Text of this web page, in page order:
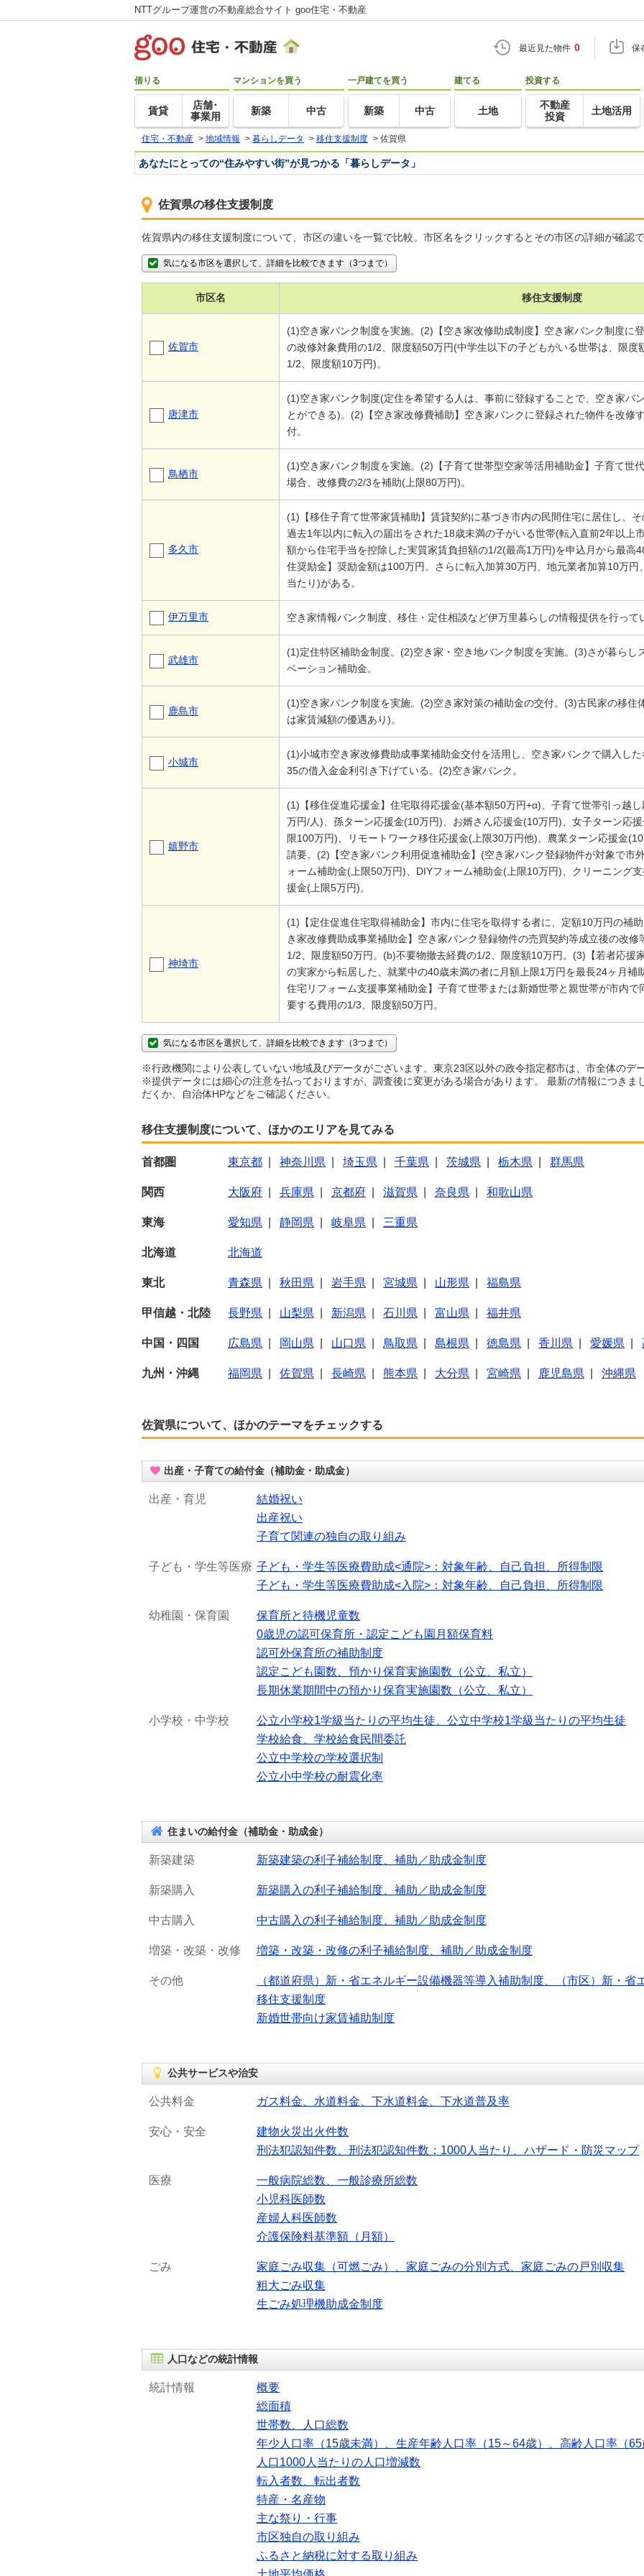
NTTグループ運営の不動産総合サイト goo住宅・不動産
最近見た物件 0 保
借りる
賃貸
店舗･
事業用
マンションを買う
新築 中古
一戸建てを買う
新築 中古
建てる
土地
投資する
不動産
投資
土地活用
住宅・不動産 > 地域情報 > 暮らしデータ > 移住支援制度 > 佐賀県
あなたにとっての“住みやすい街”が見つかる「暮らしデータ」
佐賀県の移住支援制度
佐賀県内の移住支援制度について、市区の違いを一覧で比較。市区名をクリックするとその市区の詳細が確認
気になる市区を選択して、詳細を比較できます（3つまで）
市区名 移住支援制度
佐賀市
(1)空き家バンク制度を実施。(2)【空き家改修助成制度】空き家バンク制度に
の改修対象費用の1/2、限度額50万円(中学生以下の子どもがいる世帯は、限
1/2、限度額10万円)。
唐津市
(1)空き家バンク制度(定住を希望する人は、事前に登録することで、空き家バ
とができる)。(2)【空き家改修費補助】空き家バンクに登録された物件を改修
付。
鳥栖市
(1)空き家バンク制度を実施。(2)【子育て世帯型空家等活用補助金】子育て世
場合、改修費の2/3を補助(上限80万円)。
多久市
(1)【移住子育て世帯家賃補助】賃貸契約に基づき市内の民間住宅に居住し、
過去1年以内に転入の届出をされた18歳未満の子がいる世帯(転入直前2年以上
額から住宅手当を控除した実質家賃負担額の1/2(最高1万円)を申込月から最高
住奨励金】奨励金額は100万円。さらに転入加算30万円、地元業者加算10万
当たり)がある。
伊万里市 空き家情報バンク制度、移住・定住相談など伊万里暮らしの情報提供を行って
武雄市
(1)定住特区補助金制度。(2)空き家・空き地バンク制度を実施。(3)さが暮らし
ベーション補助金。
鹿島市
(1)空き家バンク制度を実施。(2)空き家対策の補助金の交付。(3)古民家の移住
は家賃減額の優遇あり)。
小城市
(1)小城市空き家改修費助成事業補助金交付を活用し、空き家バンクで購入し
35の借入金金利引き下げている。(2)空き家バンク。
嬉野市
(1)【移住促進応援金】住宅取得応援金(基本額50万円+α)、子育て世帯引っ越
万円/人)、孫ターン応援金(10万円)、お婿さん応援金(10万円)、女子ターン応
限100万円)、リモートワーク移住応援金(上限30万円他)、農業ターン応援金
請要。(2)【空き家バンク利用促進補助金】(空き家バンク登録物件が対象で市
ォーム補助金(上限50万円)、DIYフォーム補助金(上限10万円)、クリーニング
援金(上限5万円)。
神埼市
(1)【定住促進住宅取得補助金】市内に住宅を取得する者に、定額10万円の補
き家改修費助成事業補助金】空き家バンク登録物件の売買契約等成立後の改
1/2、限度額50万円。(b)不要物撤去経費の1/2、限度額10万円。(3)【若者応援
の実家から転居した、就業中の40歳未満の者に月額上限1万円を最長24ヶ月補
住宅リフォーム支援事業補助金】子育て世帯または新婚世帯と親世帯が市内
要する費用の1/3、限度額50万円。
気になる市区を選択して、詳細を比較できます（3つまで）
※行政機関により公表していない地域及びデータがございます。東京23区以外の政令指定都市は、市全体のデ
※提供データには細心の注意を払っておりますが、調査後に変更がある場合があります。 最新の情報につきま
だくか、自治体HPなどをご確認ください。
移住支援制度について、ほかのエリアを見てみる
首都圏 東京都 神奈川県 埼玉県 千葉県 茨城県 栃木県 群馬県
関西 大阪府 兵庫県 京都府 滋賀県 奈良県 和歌山県
東海 愛知県 静岡県 岐阜県 三重県
北海道 北海道
東北 青森県 秋田県 岩手県 宮城県 山形県 福島県
甲信越・北陸 長野県 山梨県 新潟県 石川県 富山県 福井県
中国・四国 広島県 岡山県 山口県 鳥取県 島根県 徳島県 香川県 愛媛県
九州・沖縄 福岡県 佐賀県 長崎県 熊本県 大分県 宮崎県 鹿児島県 沖縄県
佐賀県について、ほかのテーマをチェックする
出産・子育ての給付金（補助金・助成金）
出産・育児
結婚祝い
出産祝い
子育て関連の独自の取り組み
子ども・学生等医療 子ども・学生等医療費助成<通院>：対象年齢、自己負担、所得制限
子ども・学生等医療費助成<入院>：対象年齢、自己負担、所得制限
幼稚園・保育園
保育所と待機児童数
0歳児の認可保育所・認定こども園月額保育料
認可外保育所の補助制度
認定こども園数、預かり保育実施園数（公立、私立）
長期休業期間中の預かり保育実施園数（公立、私立）
小学校・中学校
公立小学校1学級当たりの平均生徒、公立中学校1学級当たりの平均生徒
学校給食、学校給食民間委託
公立中学校の学校選択制
公立小中学校の耐震化率
住まいの給付金（補助金・助成金）
新築建築 新築建築の利子補給制度、補助／助成金制度
新築購入 新築購入の利子補給制度、補助／助成金制度
中古購入 中古購入の利子補給制度、補助／助成金制度
増築・改築・改修 増築・改築・改修の利子補給制度、補助／助成金制度
その他
（都道府県）新・省エネルギー設備機器等導入補助制度、（市区）新・
移住支援制度
新婚世帯向け家賃補助制度
公共サービスや治安
公共料金 ガス料金、水道料金、下水道料金、下水道普及率
安心・安全
建物火災出火件数
刑法犯認知件数、刑法犯認知件数：1000人当たり、ハザード・防災マップ
医療
一般病院総数、一般診療所総数
小児科医師数
産婦人科医師数
介護保険料基準額（月額）
ごみ
家庭ごみ収集（可燃ごみ）、家庭ごみの分別方式、家庭ごみの戸別収集
粗大ごみ収集
生ごみ処理機助成金制度
人口などの統計情報
統計情報
概要
総面積
世帯数、人口総数
年少人口率（15歳未満）、生産年齢人口率（15～64歳）、高齢人口率（
人口1000人当たりの人口増減数
転入者数、転出者数
特産・名産物
主な祭り・行事
市区独自の取り組み
ふるさと納税に対する取り組み